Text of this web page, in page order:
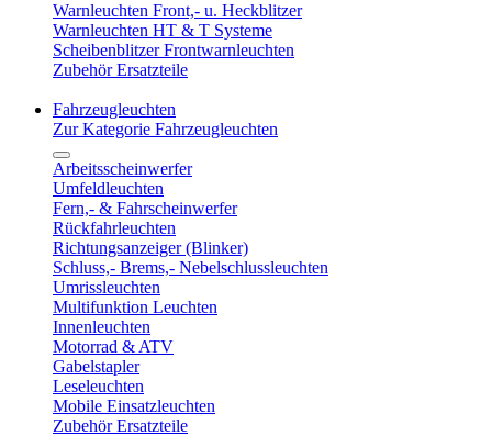
Warnleuchten Front,- u. Heckblitzer
Warnleuchten HT & T Systeme
Scheibenblitzer Frontwarnleuchten
Zubehör Ersatzteile
Fahrzeugleuchten
Zur Kategorie Fahrzeugleuchten
Arbeitsscheinwerfer
Umfeldleuchten
Fern,- & Fahrscheinwerfer
Rückfahrleuchten
Richtungsanzeiger (Blinker)
Schluss,- Brems,- Nebelschlussleuchten
Umrissleuchten
Multifunktion Leuchten
Innenleuchten
Motorrad & ATV
Gabelstapler
Leseleuchten
Mobile Einsatzleuchten
Zubehör Ersatzteile